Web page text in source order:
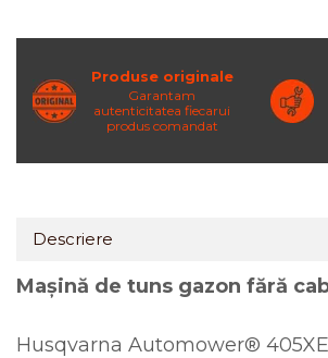
Produse originale
Garantam
autenticitatea fiecarui
produs comandat
Descriere
Mașină de tuns gazon fără
Husqvarna Automower®